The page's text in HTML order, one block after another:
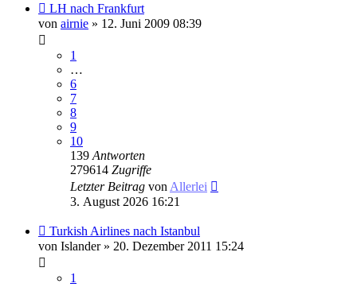
LH nach Frankfurt
von airnie » 12. Juni 2009 08:39
1
…
6
7
8
9
10
139 Antworten
279614 Zugriffe
Letzter Beitrag von Allerlei
3. August 2026 16:21
Turkish Airlines nach Istanbul
von Islander» 20. Dezember 2011 15:24
1